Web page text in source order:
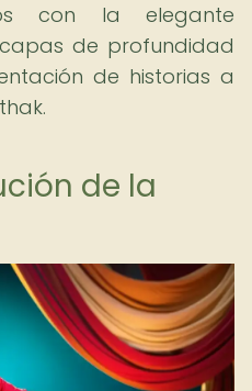
con la elegante
de profundidad
de historias a
de la